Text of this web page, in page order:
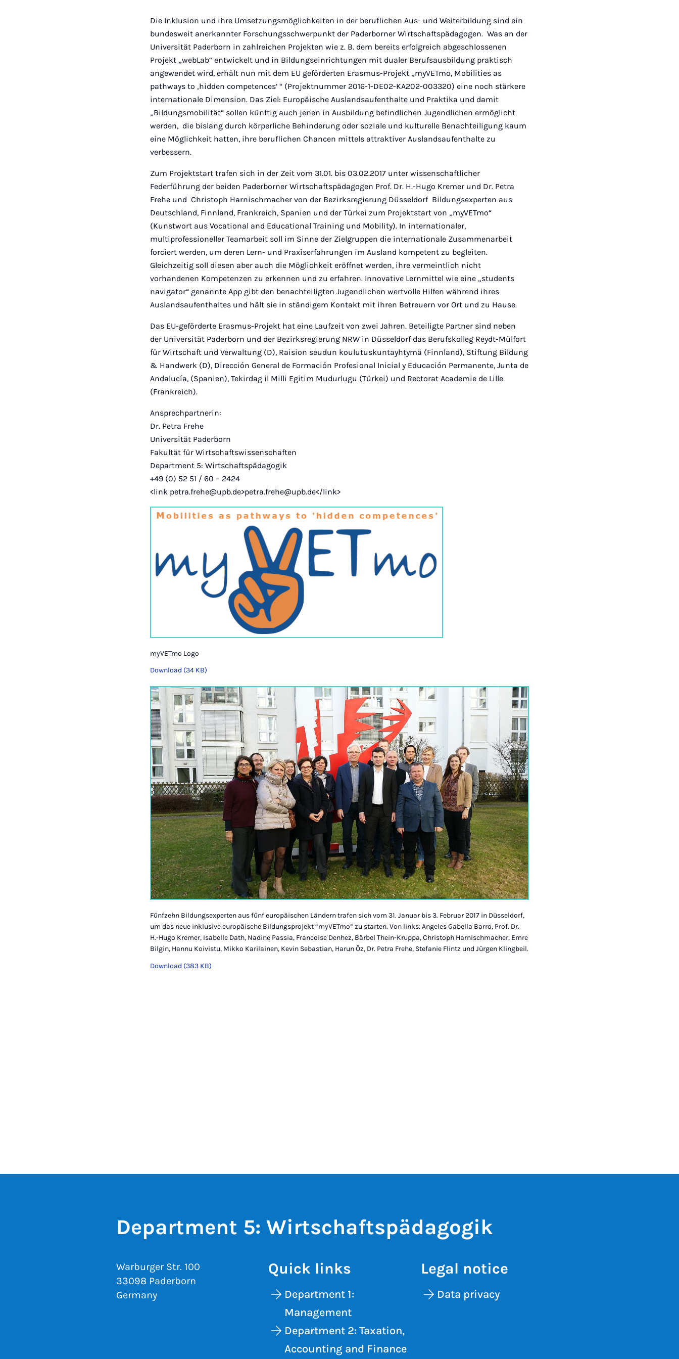
Die Inklusion und ihre Umsetzungsmöglichkeiten in der beruflichen Aus- und Weiterbildung sind ein
bundesweit anerkannter Forschungsschwerpunkt der Paderborner Wirtschaftspädagogen. Was an der
Universität Paderborn in zahlreichen Projekten wie z. B. dem bereits erfolgreich abgeschlossenen
Projekt „webLab“ entwickelt und in Bildungseinrichtungen mit dualer Berufsausbildung praktisch
angewendet wird, erhält nun mit dem EU geförderten Erasmus-Projekt „myVETmo, Mobilities as
pathways to ‚hidden competences‘ “ (Projektnummer 2016-1-DE02-KA202-003320) eine noch stärkere
internationale Dimension. Das Ziel: Europäische Auslandsaufenthalte und Praktika und damit
„Bildungsmobilität“ sollen künftig auch jenen in Ausbildung befindlichen Jugendlichen ermöglicht
werden, die bislang durch körperliche Behinderung oder soziale und kulturelle Benachteiligung kaum
eine Möglichkeit hatten, ihre beruflichen Chancen mittels attraktiver Auslandsaufenthalte zu
verbessern.
Zum Projektstart trafen sich in der Zeit vom 31.01. bis 03.02.2017 unter wissenschaftlicher
Federführung der beiden Paderborner Wirtschaftspädagogen Prof. Dr. H.-Hugo Kremer und Dr. Petra
Frehe und Christoph Harnischmacher von der Bezirksregierung Düsseldorf Bildungsexperten aus
Deutschland, Finnland, Frankreich, Spanien und der Türkei zum Projektstart von „myVETmo“
(Kunstwort aus Vocational and Educational Training und Mobility). In internationaler,
multiprofessioneller Teamarbeit soll im Sinne der Zielgruppen die internationale Zusammenarbeit
forciert werden, um deren Lern- und Praxiserfahrungen im Ausland kompetent zu begleiten.
Gleichzeitig soll diesen aber auch die Möglichkeit eröffnet werden, ihre vermeintlich nicht
vorhandenen Kompetenzen zu erkennen und zu erfahren. Innovative Lernmittel wie eine „students
navigator“ genannte App gibt den benachteiligten Jugendlichen wertvolle Hilfen während ihres
Auslandsaufenthaltes und hält sie in ständigem Kontakt mit ihren Betreuern vor Ort und zu Hause.
Das EU-geförderte Erasmus-Projekt hat eine Laufzeit von zwei Jahren. Beteiligte Partner sind neben
der Universität Paderborn und der Bezirksregierung NRW in Düsseldorf das Berufskolleg Reydt-Mülfort
für Wirtschaft und Verwaltung (D), Raision seudun koulutuskuntayhtymä (Finnland), Stiftung Bildung
& Handwerk (D), Dirección General de Formación Profesional Inicial y Educación Permanente, Junta de
Andalucía, (Spanien), Tekirdag il Milli Egitim Mudurlugu (Türkei) und Rectorat Academie de Lille
(Frankreich).
Ansprechpartnerin:
Dr. Petra Frehe
Universität Paderborn
Fakultät für Wirtschaftswissenschaften
Department 5: Wirtschaftspädagogik
+49 (0) 52 51 / 60 – 2424
<link petra.frehe@upb.de>petra.frehe@upb.de</link>
myVETmo Logo
Download (34 KB)
Fünfzehn Bildungsexperten aus fünf europäischen Ländern trafen sich vom 31. Januar bis 3. Februar 2017 in Düsseldorf,
um das neue inklusive europäische Bildungsprojekt “myVETmo” zu starten. Von links: Angeles Gabella Barro, Prof. Dr.
H.-Hugo Kremer, Isabelle Dath, Nadine Passia, Francoise Denhez, Bärbel Thein-Kruppa, Christoph Harnischmacher, Emre
Bilgin, Hannu Koivistu, Mikko Karilainen, Kevin Sebastian, Harun Öz, Dr. Petra Frehe, Stefanie Flintz und Jürgen Klingbeil.
Download (383 KB)
Department 5: Wirtschaftspädagogik
Warburger Str. 100
33098 Paderborn
Germany
Quick links
Department 1:
Management
Department 2: Taxation,
Accounting and Finance
Legal notice
Data privacy